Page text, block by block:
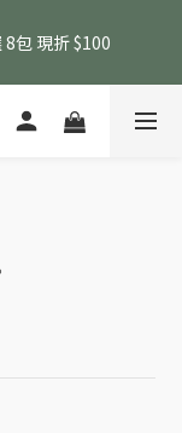
包 現折 $100
黑金豬肉鬆 (指定